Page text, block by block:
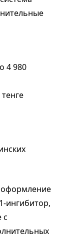
4 980
ингибитор,
с